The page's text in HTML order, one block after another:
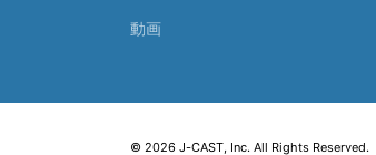
動画
© 2026 J-CAST, Inc. All Rights Reserved.